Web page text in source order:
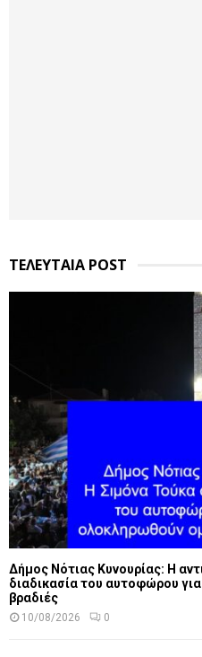
ΤΕΛΕΥΤΑΙΑ POST
Δήμος Νότιας Κυνουρίας: Η
διαδικασία του αυτοφώρου
βραδιές
10/08/2026 0